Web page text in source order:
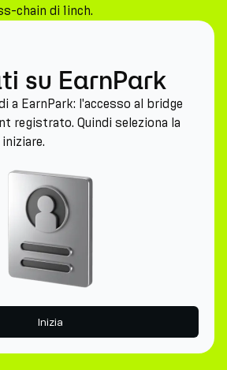
chain di 1inch.
su EarnPark
a EarnPark: l'accesso al bridge
registrato. Quindi seleziona la
Inizia